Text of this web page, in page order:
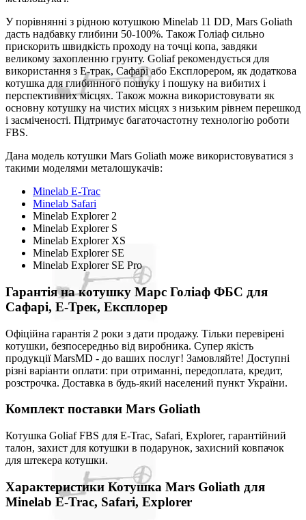
У порівнянні з рідною котушкою Minelab 11 DD, Mars Goliath
дасть надбавку глибини 50-100%. Також Голіаф сильно
прискорить швидкість проходу на точці копа, завдяки
великому захопленню грунту. Goliaf рекомендується для
використання з Е-трак, Сафарі або Експлорером, як додаткова
котушка для глибинного пошуку і пошуку на вибитих і
перспективних місцях. Також можна використовувати як
основну котушку на чистих місцях з низьким рівнем перешкод
і засміченості. Підтримує багаточастотну технологію роботи
FBS.
Дана модель котушки Mars Goliath може використовуватися з
такими моделями металошукачів:
Minelab E-Trac
Minelab Safari
Minelab Explorer 2
Minelab Explorer S
Minelab Explorer XS
Minelab Explorer SE
Minelab Explorer SE Pro
Гарантія на котушку Марс Голіаф ФБС для
Сафарі, Е-Трек, Експлорер
Офіційна гарантія 2 роки з дати продажу. Тільки перевірені
котушки, безпосередньо від виробника. Супер якість
продукції MarsMD - до ваших послуг! Замовляйте! Доступні
різні варіанти оплати: при отриманні, передоплата, кредит,
розстрочка. Доставка в будь-який населений пункт України.
Комплект поставки Mars Goliath
Котушка Goliaf FBS для E-Trac, Safari, Explorer, гарантійний
талон, захист для котушки в подарунок, захисний ковпачок
для штекера котушки.
Характеристики Котушка Mars Goliath для
Minelab E-Trac, Safari, Explorer